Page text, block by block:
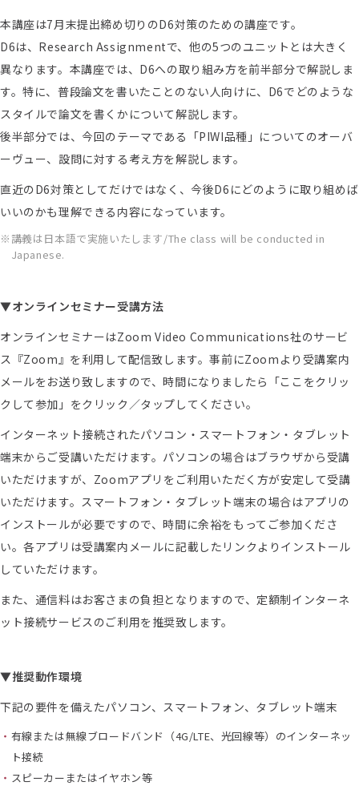
本講座は7月末提出締め切りのD6対策のための講座です。
D6は、Research Assignmentで、他の5つのユニットとは大きく
異なります。本講座では、D6への取り組み方を前半部分で解説しま
す。特に、普段論文を書いたことのない人向けに、D6でどのような
スタイルで論文を書くかについて解説します。
後半部分では、今回のテーマである「PIWI品種」についてのオーバ
ーヴュー、設問に対する考え方を解説します。
直近のD6対策としてだけではなく、今後D6にどのように取り組めば
いいのかも理解できる内容になっています。
講義は日本語で実施いたします/The class will be conducted in
Japanese.
▼オンラインセミナー受講方法
オンラインセミナーはZoom Video Communications社のサービ
ス『Zoom』を利用して配信致します。事前にZoomより受講案内
メールをお送り致しますので、時間になりましたら「ここをクリッ
クして参加」をクリック／タップしてください。
インターネット接続されたパソコン・スマートフォン・タブレット
端末からご受講いただけます。パソコンの場合はブラウザから受講
いただけますが、Zoomアプリをご利用いただく方が安定して受講
いただけます。スマートフォン・タブレット端末の場合はアプリの
インストールが必要ですので、時間に余裕をもってご参加くださ
い。各アプリは受講案内メールに記載したリンクよりインストール
していただけます。
また、通信料はお客さまの負担となりますので、定額制インターネ
ット接続サービスのご利用を推奨致します。
▼推奨動作環境
下記の要件を備えたパソコン、スマートフォン、タブレット端末
有線または無線ブロードバンド（4G/LTE、光回線等）のインターネッ
ト接続
スピーカーまたはイヤホン等